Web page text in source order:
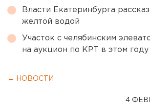
Власти Екатеринбурга
желтой водой
Участок с челябинским
на аукцион по КРТ в этом году
← НОВОСТИ
4